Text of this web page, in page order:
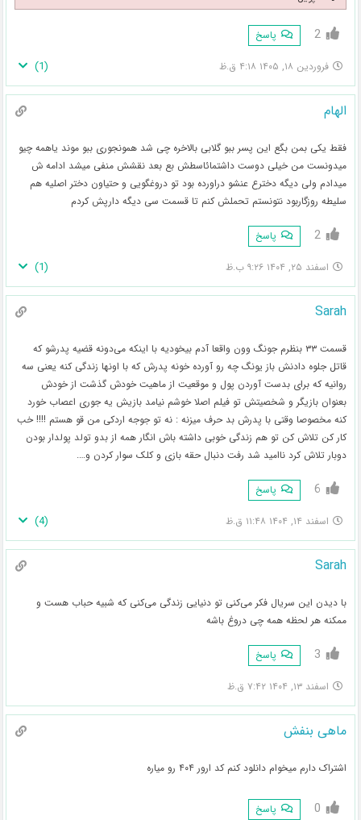
2 پاسخ
فروردین ۱۸, ۱۴۰۵ ۴:۱۸ ق.ظ (
1
)
الهام
فقط یکی بمن بگع این پسر ببو گلابی بالاخره چی شد همونجوری ببو موند یاهمه چیو
میدونست من خیلی دوست داشتمائاسطش بع بعد نقشش منفی میشد ادامه ش
میدادم ولی دیگه دخترع عنشو دراورده بود تو دروغگویی و حتیاون دختر اصلیه هم
سلیطه روزگاربود نتونستم تحملش کنم تا قسمت سی دیگه دارپش کردم
2 پاسخ
اسفند ۲۵, ۱۴۰۴ ۹:۲۶ ب.ظ (
1
)
Sarah
قسمت ۳۳ بنظرم جونگ وون واقعا آدم بیخودیه با اینکه می‌دونه قضیه پدرشو که
قاتل جلوه دادنش باز یونگ چه رو آورده خونه پدرش که با اونها زندگی کنه یعنی سه
روانیه که برای بدست آوردن پول و موقعیت از ماهیت خودش گذشت از خودش
بعنوان بازیگر و شخصیتش تو فیلم اصلا خوشم نیامد بازیش یه جوری اعصاب خورد
کنه مخصوصا وقتی با پدرش بد حرف میزنه : نه تو جوجه اردکی من قو هستم !!!! خب
کار کن تلاش کن تو هم زندگی خوبی داشته باش انگار همه از بدو تولد پولدار بودن
دوبار تلاش کرد ناامید شد رفت دنبال حقه بازی و کلک سوار کردن و….
6 پاسخ
اسفند ۱۴, ۱۴۰۴ ۱۱:۴۸ ق.ظ (
4
)
Sarah
با دیدن این سریال فکر می‌کنی تو دنیایی زندگی می‌کنی که شبیه حباب هست و
ممکنه هر لحظه همه چی دروغ باشه
3 پاسخ
اسفند ۱۳, ۱۴۰۴ ۷:۴۲ ق.ظ
ماهی بنفش
اشتراک دارم میخوام دانلود کنم کد ارور ۴۰۴ رو میاره
0 پاسخ